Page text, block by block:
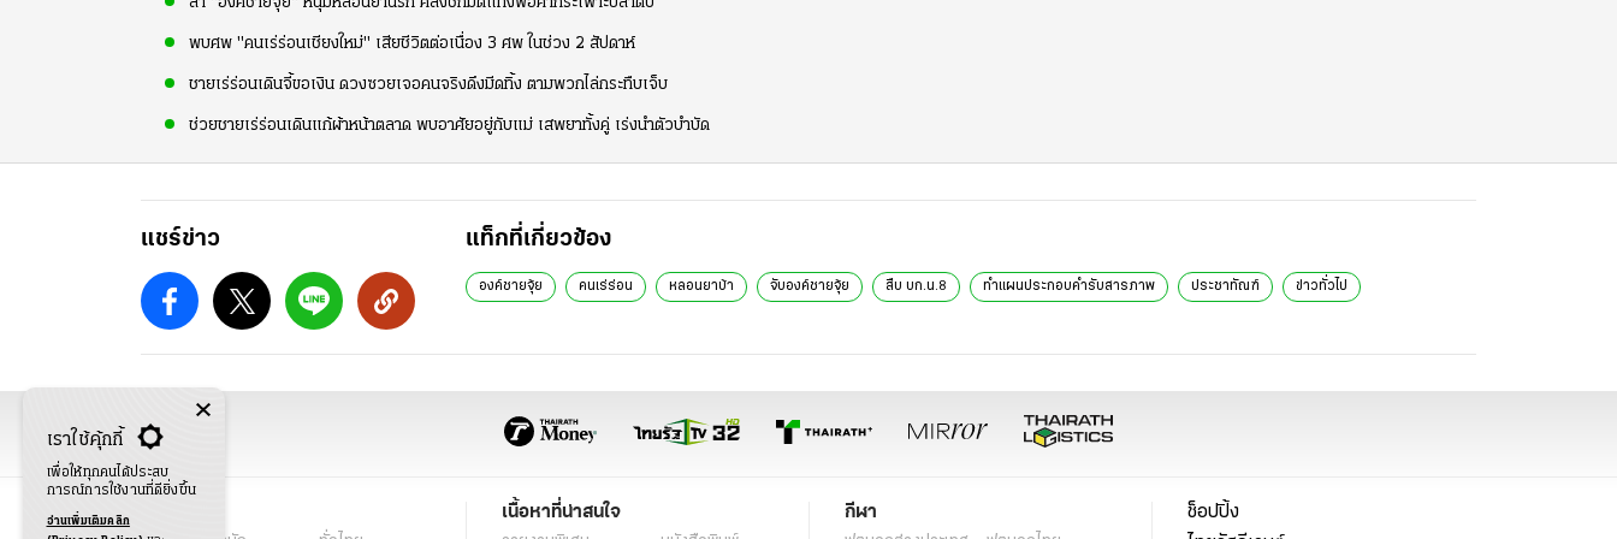
พบศพ "คนเร่ร่อนเชียงใหม่" เสียชีวิตต่อเนื่อง 3 ศพ ในช่วง 2 สัปดาห์
ชายเร่ร่อนเดินจี้ขอเงิน ดวงซวยเจอคนจริงดึงมีดทิ้ง ตามพวกไล่กระทืบเจ็บ
ช่วยชายเร่ร่อนเดินแก้ผ้าหน้าตลาด พบอาศัยอยู่กับแม่ เสพยาทั้งคู่ เร่งนำตัวบำบัด
แชร์ข่าว แท็กที่เกี่ยวข้อง
องค์ชายจุ้ย คนเร่ร่อน หลอนยาบ้า จับองค์ชายจุ้ย สืบ บก.น.8 ทำแผนประกอบคำรับสารภาพ ประชาทัณฑ์ ข่าวทั่วไป
เนื้อหาที่น่าสนใจ กีฬา
ช็อปปิ้ง
เราใช้คุ้กกี้
เพื่อให้ทุกคนได้ประสบ
การณ์การใช้งานที่ดียิ่งขึ้น
อ่านเพิ่มเติมคลิก